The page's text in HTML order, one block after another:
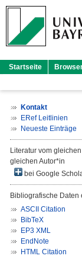
Startseite
Kontakt
ERef Leitlinien
Neueste Einträge
Literatur vom
gleichen Autor*in
bei Google
Bibliografische Daten
ASCII Citation
BibTeX
EP3 XML
EndNote
HTML Citation